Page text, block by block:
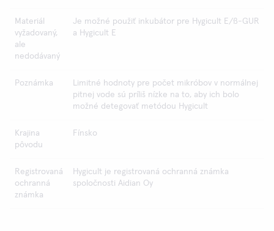
Materiál
vyžadovaný,
ale
nedodávaný
Je možné použiť inkubátor pre Hygicult E/ß-GUR
a Hygicult E
Poznámka
Limitné hodnoty pre počet mikróbov v normálnej
pitnej vode sú príliš nízke na to, aby ich bolo
možné detegovať metódou Hygicult
Krajina
pôvodu
Fínsko
Registrovaná
ochranná
známka
Hygicult je registrovaná ochranná známka
spoločnosti Aidian Oy